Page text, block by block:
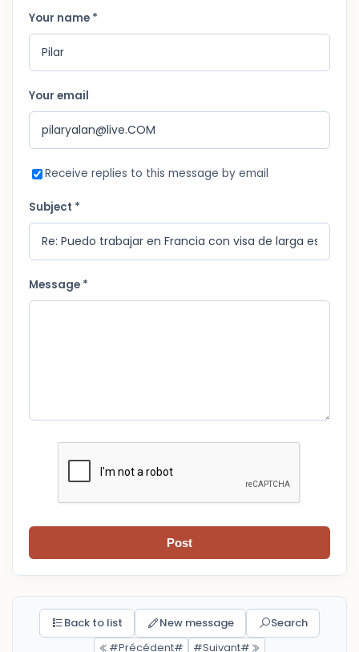
Your name *
Your email
Receive replies to this message by email
Subject *
Message *
Post
Back to list New message
Search
#Précédent#
#Suivant#